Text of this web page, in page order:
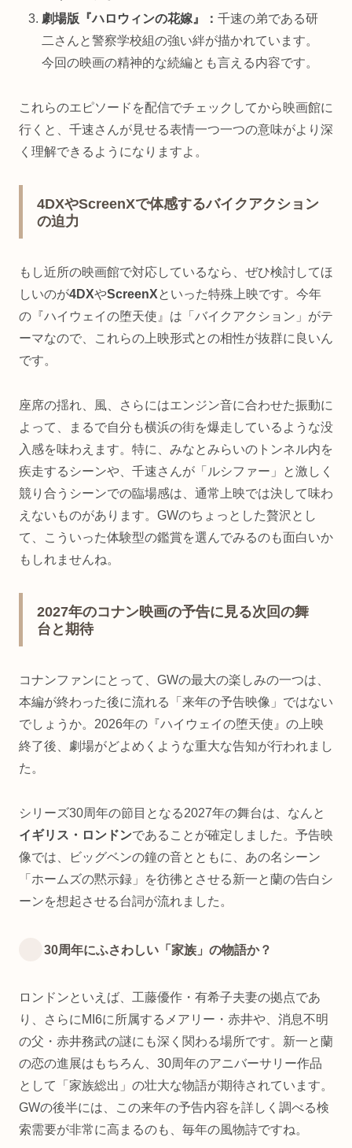
劇場版『ハロウィンの花嫁』：千速の弟である研
二さんと警察学校組の強い絆が描かれています。
今回の映画の精神的な続編とも言える内容です。
これらのエピソードを配信でチェックしてから映画館に
行くと、千速さんが見せる表情一つ一つの意味がより深
く理解できるようになりますよ。
4DXやScreenXで体感するバイクアクション
の迫力
もし近所の映画館で対応しているなら、ぜひ検討してほ
しいのが4DXやScreenXといった特殊上映です。今年
の『ハイウェイの堕天使』は「バイクアクション」がテ
ーマなので、これらの上映形式との相性が抜群に良いん
です。
座席の揺れ、風、さらにはエンジン音に合わせた振動に
よって、まるで自分も横浜の街を爆走しているような没
入感を味わえます。特に、みなとみらいのトンネル内を
疾走するシーンや、千速さんが「ルシファー」と激しく
競り合うシーンでの臨場感は、通常上映では決して味わ
えないものがあります。GWのちょっとした贅沢とし
て、こういった体験型の鑑賞を選んでみるのも面白いか
もしれませんね。
2027年のコナン映画の予告に見る次回の舞
台と期待
コナンファンにとって、GWの最大の楽しみの一つは、
本編が終わった後に流れる「来年の予告映像」ではない
でしょうか。2026年の『ハイウェイの堕天使』の上映
終了後、劇場がどよめくような重大な告知が行われまし
た。
シリーズ30周年の節目となる2027年の舞台は、なんと
イギリス・ロンドンであることが確定しました。予告映
像では、ビッグベンの鐘の音とともに、あの名シーン
「ホームズの黙示録」を彷彿とさせる新一と蘭の告白シ
ーンを想起させる台詞が流れました。
30周年にふさわしい「家族」の物語か？
ロンドンといえば、工藤優作・有希子夫妻の拠点であ
り、さらにMI6に所属するメアリー・赤井や、消息不明
の父・赤井務武の謎にも深く関わる場所です。新一と蘭
の恋の進展はもちろん、30周年のアニバーサリー作品
として「家族総出」の壮大な物語が期待されています。
GWの後半には、この来年の予告内容を詳しく調べる検
索需要が非常に高まるのも、毎年の風物詩ですね。